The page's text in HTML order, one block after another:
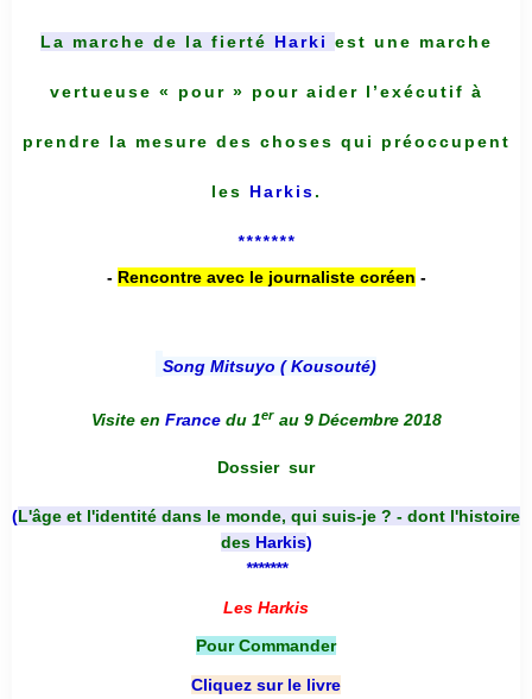
La marche de la fierté Harki est une marche
vertueuse « pour » pour aider l’exécutif à
prendre la mesure des choses qui préoccupent
les Harkis.
*******
- Rencontre avec le journaliste coréen -
Song Mitsuyo ( Kousouté)
Visite en France du 1er au 9 Décembre 2018
Dossier sur
(L'âge et l'identité dans le monde, qui suis-je ? - dont l'histoire
des Harkis)
*******
Les Harkis
Pour Commander
Cliquez sur le livre